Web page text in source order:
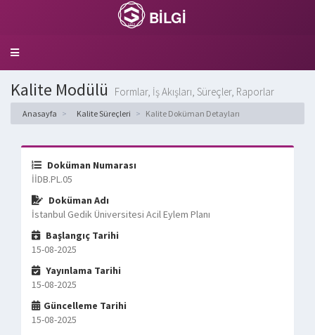
BİLGİ
Toggle
Kalite Modülü Formlar, İş Akışları, Süreçler, Raporlar
Anasayfa Kalite Süreçleri Kalite Doküman Detayları
Doküman Numarası
İİDB.PL.05
Doküman Adı
İstanbul Gedik Üniversitesi Acil Eylem Planı
Başlangıç Tarihi
15-08-2025
Yayınlama Tarihi
15-08-2025
Güncelleme Tarihi
15-08-2025